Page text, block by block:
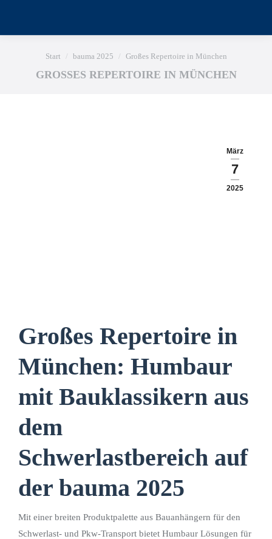
Sie befinden sich hier:
Start bauma 2025 Großes Repertoire in München
GROSSES REPERTOIRE IN MÜNCHEN
März
7
2025
Großes Repertoire in
München: Humbaur
mit Bauklassikern aus
dem
Schwerlastbereich auf
der bauma 2025
Mit einer breiten Produktpalette aus Bauanhängern für den
Schwerlast- und Pkw-Transport bietet Humbaur Lösungen für